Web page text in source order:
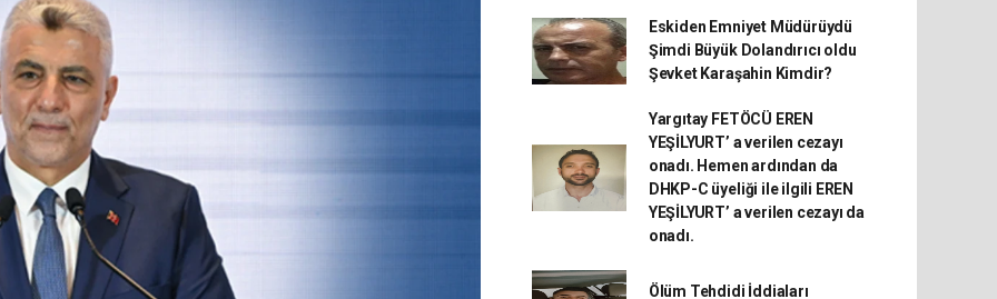
Eskiden Emniyet Müdürüydü
Şimdi Büyük Dolandırıcı oldu
Şevket Karaşahin Kimdir?
Yargıtay FETÖCÜ EREN
YEŞİLYURT’ a verilen cezayı
onadı. Hemen ardından da
DHKP-C üyeliği ile ilgili EREN
YEŞİLYURT’ a verilen cezayı da
onadı.
Ölüm Tehdidi İddiaları